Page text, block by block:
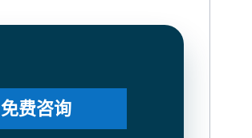
免费咨询